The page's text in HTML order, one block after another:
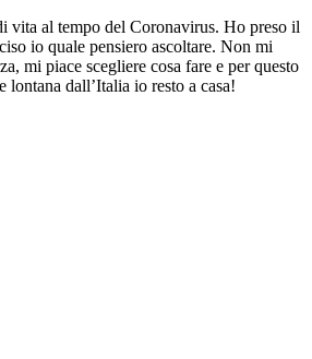
vita al tempo del Coronavirus. Ho preso il
io quale pensiero ascoltare. Non mi
mi piace scegliere cosa fare e per questo
dall’Italia io resto a casa!